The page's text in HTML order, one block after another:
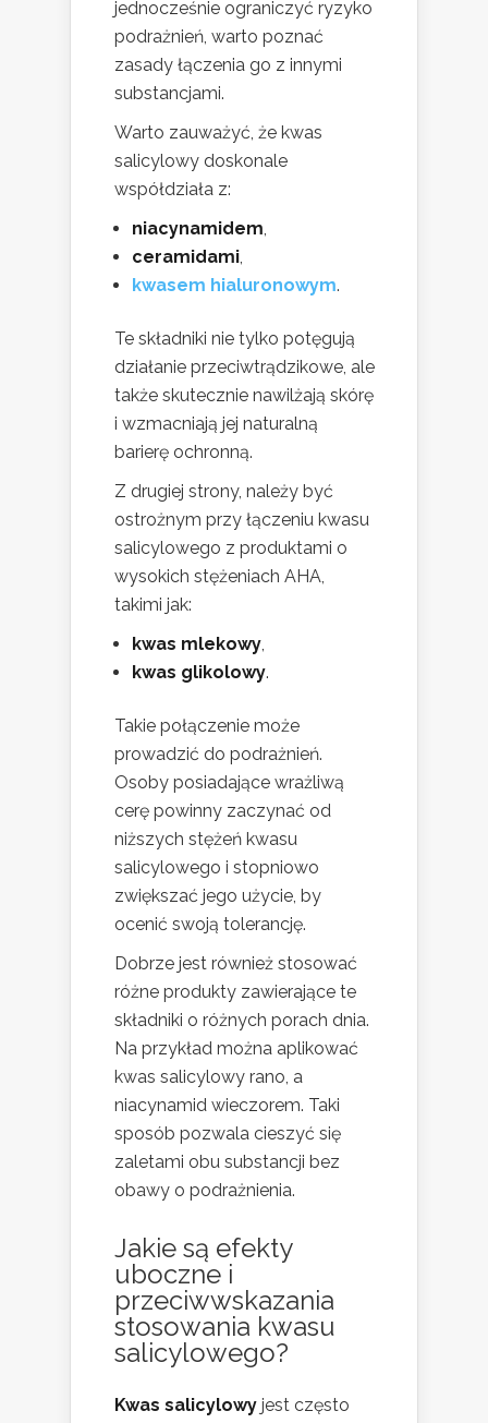
jednocześnie ograniczyć ryzyko
podrażnień, warto poznać
zasady łączenia go z innymi
substancjami.
Warto zauważyć, że kwas
salicylowy doskonale
współdziała z:
niacynamidem
ceramidami
kwasem hialuronowym.
Te składniki nie tylko potęgują
działanie przeciwtrądzikowe, ale
także skutecznie nawilżają skórę
i wzmacniają jej naturalną
barierę ochronną.
Z drugiej strony, należy być
ostrożnym przy łączeniu kwasu
salicylowego z produktami o
wysokich stężeniach AHA,
takimi jak:
kwas mlekowy
kwas glikolowy.
Takie połączenie może
prowadzić do podrażnień.
Osoby posiadające wrażliwą
cerę powinny zaczynać od
niższych stężeń kwasu
salicylowego i stopniowo
zwiększać jego użycie, by
ocenić swoją tolerancję.
Dobrze jest również stosować
różne produkty zawierające te
składniki o różnych porach dnia.
Na przykład można aplikować
kwas salicylowy rano, a
niacynamid wieczorem. Taki
sposób pozwala cieszyć się
zaletami obu substancji bez
obawy o podrażnienia.
Jakie są efekty
uboczne i
przeciwwskazania
stosowania kwasu
salicylowego?
Kwas salicylowy jest często